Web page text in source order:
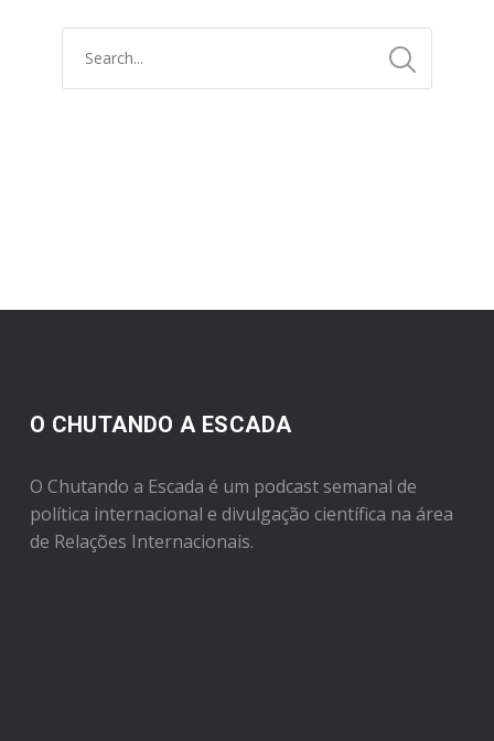
O CHUTANDO A ESCADA
O Chutando a Escada é um podcast semanal de
política internacional e divulgação científica na área
de Relações Internacionais.